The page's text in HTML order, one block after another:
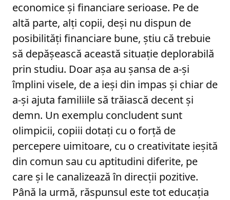
economice și financiare serioase. Pe de
altă parte, alți copii, deși nu dispun de
posibilități financiare bune, știu că trebuie
să depășească această situație deplorabilă
prin studiu. Doar așa au șansa de a-și
împlini visele, de a ieși din impas și chiar de
a-și ajuta familiile să trăiască decent și
demn. Un exemplu concludent sunt
olimpicii, copiii dotați cu o forță de
percepere uimitoare, cu o creativitate ieșită
din comun sau cu aptitudini diferite, pe
care și le canalizează în direcții pozitive.
Până la urmă, răspunsul este tot educația